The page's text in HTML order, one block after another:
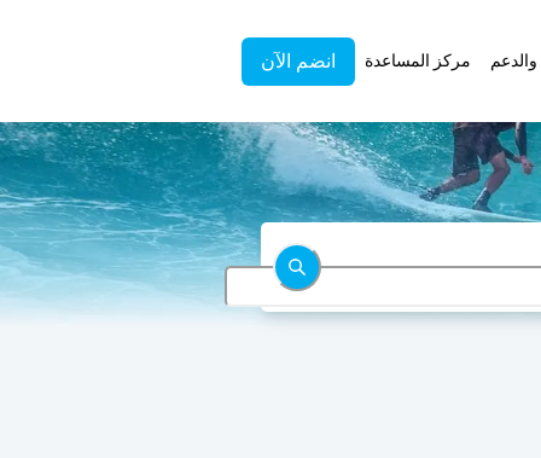
مركز المساعدة انضم الآن